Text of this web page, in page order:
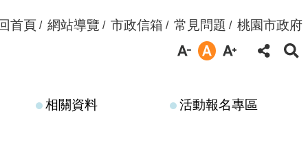
首頁 網站導覽 市政信箱 常見問題 桃園市政府
相關資料 活動報名專區